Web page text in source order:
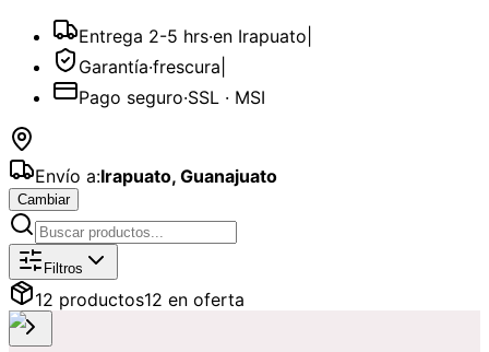
Entrega 2-5 hrs·en Irapuato
Garantía·frescura
Pago seguro·SSL · MSI
Envío a:Irapuato, Guanajuato
Cambiar
Catálogo dePrimera cita
Filtros
12 productos12 en oferta